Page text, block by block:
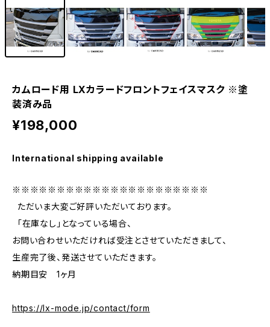
カムロード用 LXカラードフロントフェイスマスク ※塗
装済み品
¥198,000
International shipping available
※※※※※※※※※※※※※※※※※※※※※※
ただいま大変ご好評いただいております。
「在庫なし」となっている場合、
お問い合わせいただければ受注とさせていただきまして、
生産完了後、発送させていただきます。
納期目安 1ヶ月
https://lx-mode.jp/contact/form